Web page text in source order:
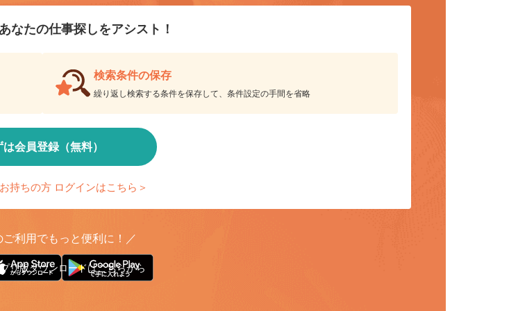
検索条件の保存
繰り返し検索する条件を保存して、条件設定の手間を省略
は会員登録（無料）
ご利用でもっと便利に！／